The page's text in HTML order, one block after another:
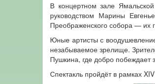
В концертном зале
руководством Марины
Преображенского собора — их
Юные артисты с
незабываемое зрелище.
Пушкина, где добро побеждает
Спектакль пройдёт в рамках